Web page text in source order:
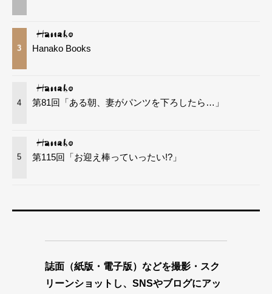
3 Hanako Books
4 第81回「ある朝、妻がパンツを下ろしたら…」
5 第115回「お迎え棒っていったい!?」
誌面（紙版・電子版）などを撮影・スク
リーンショットし、SNSやブログにアッ